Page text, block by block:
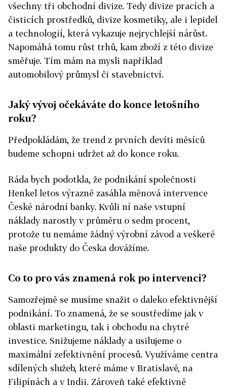
všechny tři obchodní divize. Tedy divize pracích a
čisticích prostředků, divize kosmetiky, ale i lepidel
a technologií, která vykazuje nejrychlejší nárůst.
Napomáhá tomu růst trhů, kam zboží z této divize
směřuje. Tím mám na mysli například
automobilový průmysl či stavebnictví.
Jaký vývoj očekáváte do konce letošního
roku?
Předpokládám, že trend z prvních devíti měsíců
budeme schopni udržet až do konce roku.
Ráda bych podotkla, že podnikání společnosti
Henkel letos výrazně zasáhla měnová intervence
České národní banky. Kvůli ní naše vstupní
náklady narostly v průměru o sedm procent,
protože tu nemáme žádný výrobní závod a veškeré
naše produkty do Česka dovážíme.
Co to pro vás znamená rok po intervenci?
Samozřejmě se musíme snažit o daleko efektivnější
podnikání. To znamená, že se soustředíme jak v
oblasti marketingu, tak i obchodu na chytré
investice. Snižujeme náklady a usilujeme o
maximální zefektivnění procesů. Využíváme centra
sdílených služeb, které máme v Bratislavě, na
Filipínách a v Indii. Zároveň také efektivně